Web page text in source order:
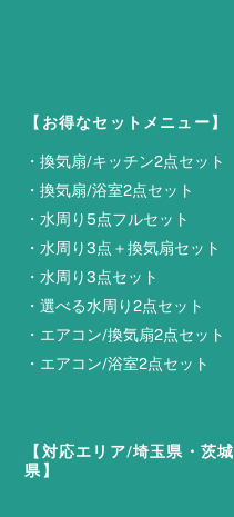
【お得なセットメニュー】
・換気扇/キッチン2点セット
・換気扇/浴室2点セット
・水周り5点フルセット
・水周り3点＋換気扇セット
・水周り3点セット
・選べる水周り2点セット
・ エアコン/換気扇2点セット
・ エアコン/浴室2点セット
【対応エリア/埼玉県・茨城
県】